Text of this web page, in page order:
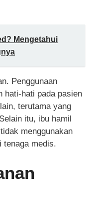
Mengetahui
Penggunaan
hati-hati pada pasien
terutama yang
itu, ibu hamil
menggunakan
tenaga medis.